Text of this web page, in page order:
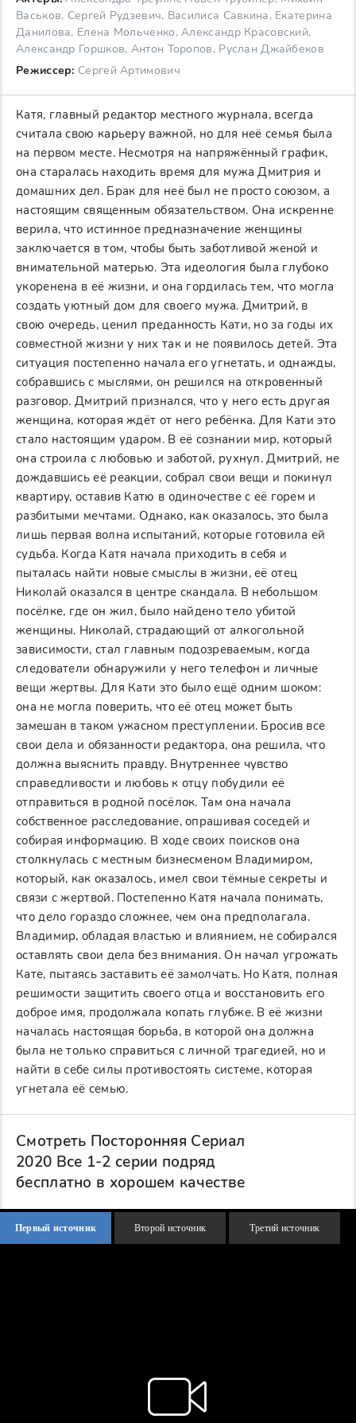
Васьков, Сергей Рудзевич, Василиса Савкина, Екатерина
Данилова, Елена Мольченко, Александр Красовский,
Александр Горшков, Антон Торопов, Руслан Джайбеков
Режиссер: Сергей Артимович
Катя, главный редактор местного журнала, всегда
считала свою карьеру важной, но для неё семья была
на первом месте. Несмотря на напряжённый график,
она старалась находить время для мужа Дмитрия и
домашних дел. Брак для неё был не просто союзом, а
настоящим священным обязательством. Она искренне
верила, что истинное предназначение женщины
заключается в том, чтобы быть заботливой женой и
внимательной матерью. Эта идеология была глубоко
укоренена в её жизни, и она гордилась тем, что могла
создать уютный дом для своего мужа. Дмитрий, в
свою очередь, ценил преданность Кати, но за годы их
совместной жизни у них так и не появилось детей. Эта
ситуация постепенно начала его угнетать, и однажды,
собравшись с мыслями, он решился на откровенный
разговор. Дмитрий признался, что у него есть другая
женщина, которая ждёт от него ребёнка. Для Кати это
стало настоящим ударом. В её сознании мир, который
она строила с любовью и заботой, рухнул. Дмитрий, не
дождавшись её реакции, собрал свои вещи и покинул
квартиру, оставив Катю в одиночестве с её горем и
разбитыми мечтами. Однако, как оказалось, это была
лишь первая волна испытаний, которые готовила ей
судьба. Когда Катя начала приходить в себя и
пыталась найти новые смыслы в жизни, её отец
Николай оказался в центре скандала. В небольшом
посёлке, где он жил, было найдено тело убитой
женщины. Николай, страдающий от алкогольной
зависимости, стал главным подозреваемым, когда
следователи обнаружили у него телефон и личные
вещи жертвы. Для Кати это было ещё одним шоком:
она не могла поверить, что её отец может быть
замешан в таком ужасном преступлении. Бросив все
свои дела и обязанности редактора, она решила, что
должна выяснить правду. Внутреннее чувство
справедливости и любовь к отцу побудили её
отправиться в родной посёлок. Там она начала
собственное расследование, опрашивая соседей и
собирая информацию. В ходе своих поисков она
столкнулась с местным бизнесменом Владимиром,
который, как оказалось, имел свои тёмные секреты и
связи с жертвой. Постепенно Катя начала понимать,
что дело гораздо сложнее, чем она предполагала.
Владимир, обладая властью и влиянием, не собирался
оставлять свои дела без внимания. Он начал угрожать
Кате, пытаясь заставить её замолчать. Но Катя, полная
решимости защитить своего отца и восстановить его
доброе имя, продолжала копать глубже. В её жизни
началась настоящая борьба, в которой она должна
была не только справиться с личной трагедией, но и
найти в себе силы противостоять системе, которая
угнетала её семью.
Смотреть Посторонняя Сериал
2020 Все 1-2 серии подряд
бесплатно в хорошем качестве
Первый источник Второй источник Третий источник